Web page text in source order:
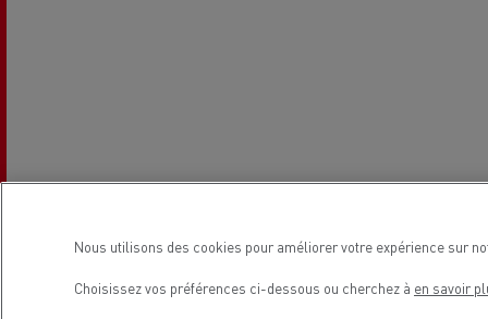
Nous utilisons des cookies pour améliorer votre expérience sur
Choisissez vos préférences ci-dessous ou cherchez à en savoir